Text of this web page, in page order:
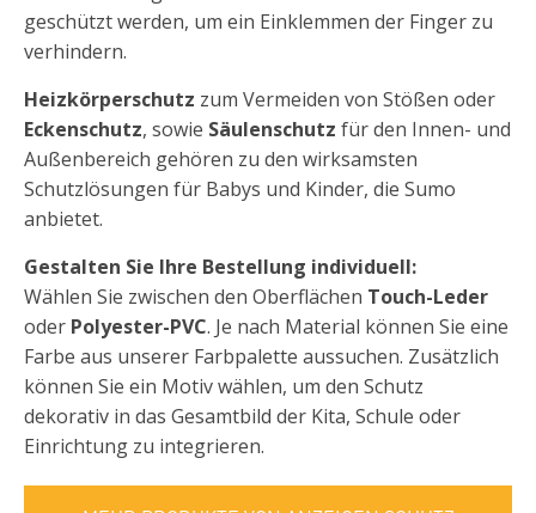
geschützt werden, um ein Einklemmen der Finger zu
verhindern.
Heizkörperschutz zum Vermeiden von Stößen oder
Eckenschutz, sowie Säulenschutz für den Innen- und
Außenbereich gehören zu den wirksamsten
Schutzlösungen für Babys und Kinder, die Sumo
anbietet.
Gestalten Sie Ihre Bestellung individuell:
Wählen Sie zwischen den Oberflächen Touch-Leder
oder Polyester-PVC. Je nach Material können Sie eine
Farbe aus unserer Farbpalette aussuchen. Zusätzlich
können Sie ein Motiv wählen, um den Schutz
dekorativ in das Gesamtbild der Kita, Schule oder
Einrichtung zu integrieren.